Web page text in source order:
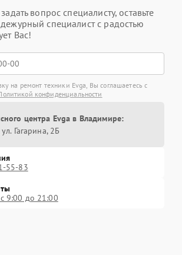
вопрос специалисту, оставьте
специалист с радостью
Вас!
на ремонт техники Evga, Вы соглашаетесь с
конфиденциальности
центра Evga в Владимире:
Гагарина, 2Б
55-83
9:00 до 21:00